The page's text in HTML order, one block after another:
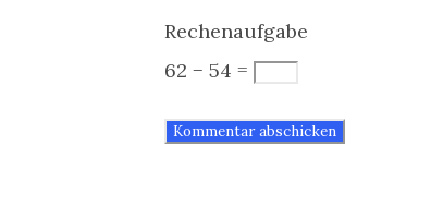
Rechenaufgabe
62 − 54 =